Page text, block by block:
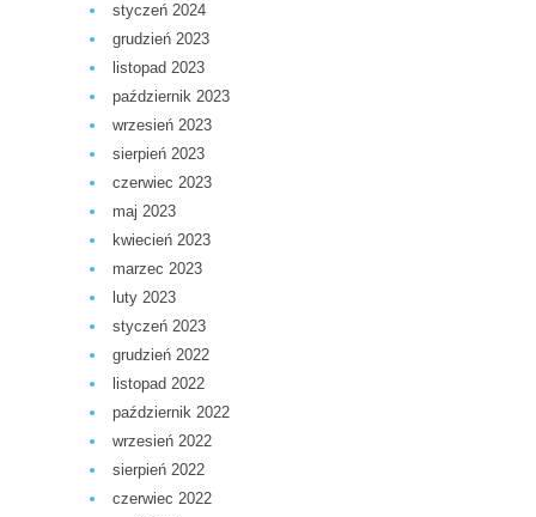
styczeń 2024
grudzień 2023
listopad 2023
październik 2023
wrzesień 2023
sierpień 2023
czerwiec 2023
maj 2023
kwiecień 2023
marzec 2023
luty 2023
styczeń 2023
grudzień 2022
listopad 2022
październik 2022
wrzesień 2022
sierpień 2022
czerwiec 2022